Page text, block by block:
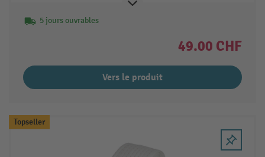
5 jours ouvrables
49.00 CHF
Vers le produit
Topseller